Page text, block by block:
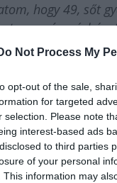
Not Process My
opt-out of the sale,
for targeted
selection. Please note
interest-based ads
to third parties
of your personal
This information may
hogy 49, sőt
a zenés
magyarázta
hollywoodi
játszaná a